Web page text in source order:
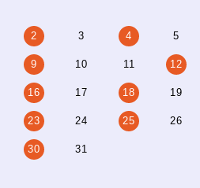
2 3 4 5
9 10 11 12
16 17 18 19
23 24 25 26
30 31